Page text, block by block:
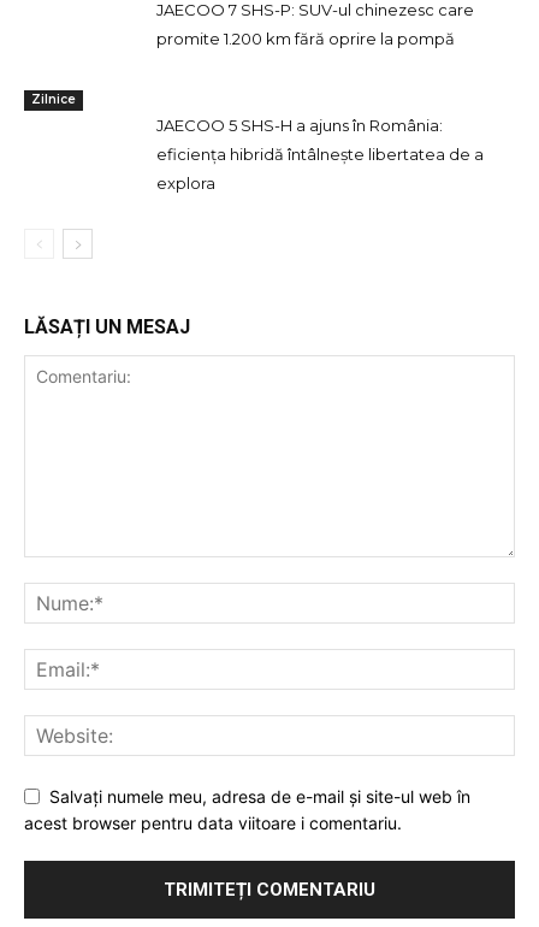
JAECOO 7 SHS-P: SUV-ul chinezesc care
promite 1.200 km fără oprire la pompă
Zilnice
JAECOO 5 SHS-H a ajuns în România:
eficiența hibridă întâlnește libertatea de a
explora
LĂSAȚI UN MESAJ
Salvați numele meu, adresa de e-mail și site-ul web în
acest browser pentru data viitoare i comentariu.